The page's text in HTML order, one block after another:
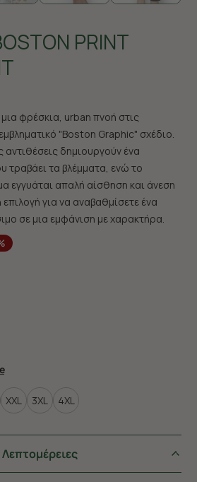
PRINT
φρέσκια, urban πνοή στις
"Boston Graphic" σχέδιο.
αντιθέσεις δημιουργούν ένα
τραβάει τα βλέμματα, ενώ το
εγγυάται απαλή αίσθηση και άνεση
για να αναβαθμίσετε ένα
σε μια εμφάνιση με χαρακτήρα.
XXL 3XL 4XL
Λεπτομέρειες